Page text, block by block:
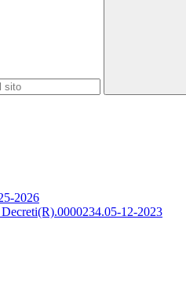
2026
12-2023